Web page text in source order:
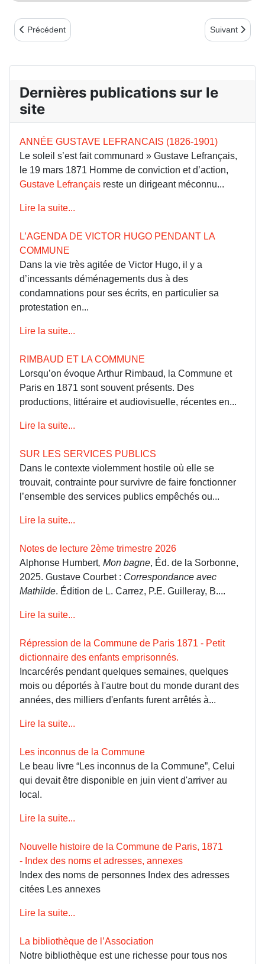
Article précédent : LE FORT D’ISSY-LES-MOULINEAUX ET LA
Précédent Article suivant
Suivant
Dernières publications sur le
site
ANNÉE GUSTAVE LEFRANCAIS (1826-1901)
Le soleil s’est fait communard » Gustave Lefrançais,
le 19 mars 1871 Homme de conviction et d’action,
Gustave Lefrançais reste un dirigeant méconnu...
Lire la suite...
L’AGENDA DE VICTOR HUGO PENDANT LA
COMMUNE
Dans la vie très agitée de Victor Hugo, il y a
d’incessants déménagements dus à des
condamnations pour ses écrits, en particulier sa
protestation en...
Lire la suite...
RIMBAUD ET LA COMMUNE
Lorsqu’on évoque Arthur Rimbaud, la Commune et
Paris en 1871 sont souvent présents. Des
productions, littéraire et audiovisuelle, récentes en...
Lire la suite...
SUR LES SERVICES PUBLICS
Dans le contexte violemment hostile où elle se
trouvait, contrainte pour survivre de faire fonctionner
l’ensemble des services publics empêchés ou...
Lire la suite...
Notes de lecture 2ème trimestre 2026
Alphonse Humbert, Mon bagne, Éd. de la Sorbonne,
2025. Gustave Courbet : Correspondance avec
Mathilde. Édition de L. Carrez, P.E. Guilleray, B....
Lire la suite...
Répression de la Commune de Paris 1871 - Petit
dictionnaire des enfants emprisonnés.
Incarcérés pendant quelques semaines, quelques
mois ou déportés à l'autre bout du monde durant des
années, des milliers d'enfants furent arrêtés à...
Lire la suite...
Les inconnus de la Commune
Le beau livre “Les inconnus de la Commune”, Celui
qui devait être disponible en juin vient d'arriver au
local.
Lire la suite...
Nouvelle histoire de la Commune de Paris, 1871
- Index des noms et adresses, annexes
Index des noms de personnes Index des adresses
citées Les annexes
Lire la suite...
La bibliothèque de l’Association
Notre bibliothèque est une richesse pour tous nos